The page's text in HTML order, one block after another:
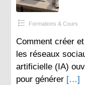
Formations & Cours
Comment créer
les réseaux
artificielle (IA)
pour générer […]